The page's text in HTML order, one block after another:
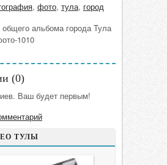
, фото, тула, город
альбома города Тула
1010
(0)
Ваш будет первым!
ТУЛЫ